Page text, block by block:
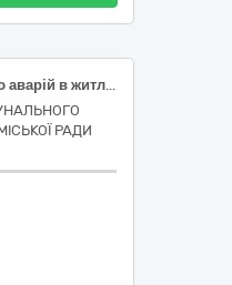
Поточний ремонт по усуненню аварій в житловому фонді багатоквартирного будинку за адресою: провулок Нюрнберзький, 4, місто Харків (код ДК 021:2015-45450000-6 Інші завершальні будівельні роботи)
РАДИ